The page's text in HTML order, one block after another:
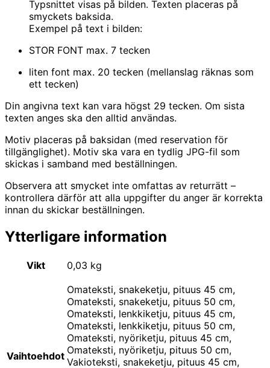
Typsnittet visas på bilden. Texten placeras på
smyckets baksida.
Exempel på text i bilden:
STOR FONT max. 7 tecken
liten font max. 20 tecken (mellanslag räknas som
ett tecken)
Din angivna text kan vara högst 29 tecken. Om sista
texten anges ska den alltid användas.
Motiv placeras på baksidan (med reservation för
tillgänglighet). Motiv ska vara en tydlig JPG-fil som
skickas i samband med beställningen.
Observera att smycket inte omfattas av returrätt –
kontrollera därför att alla uppgifter du anger är korrekta
innan du skickar beställningen.
Ytterligare information
Vikt 0,03 kg
Vaihtoehdot
Omateksti, snakeketju, pituus 45 cm,
Omateksti, snakeketju, pituus 50 cm,
Omateksti, lenkkiketju, pituus 45 cm,
Omateksti, lenkkiketju, pituus 50 cm,
Omateksti, nyöriketju, pituus 45 cm,
Omateksti, nyöriketju, pituus 50 cm,
Vakioteksti, snakeketju, pituus 45 cm,